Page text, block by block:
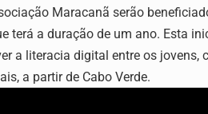
A Associação Ambiental Terrimar
Maracanã serão
terá a duração de um ano. Esta
a literacia digital entre os
a partir de Cabo Verde.